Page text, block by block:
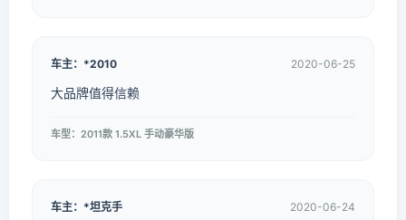
车主：*2010 2020-06-25
大品牌值得信赖
车型：2011款 1.5XL 手动豪华版
车主：*坦克手 2020-06-24